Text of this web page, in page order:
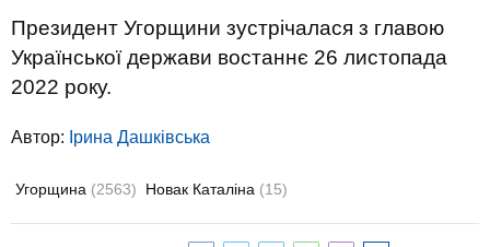
Президент Угорщини зустрічалася з главою
Української держави востаннє 26 листопада
2022 року.
Автор: Ірина Дашківська
Угорщина (2563) Новак Каталіна (15)